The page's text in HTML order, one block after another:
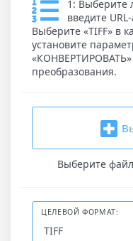
1: Выберите
введите
Выберите «TIFF» в
установите
преобразования.
Выберите
ЦЕЛЕВОЙ ФОРМАТ: